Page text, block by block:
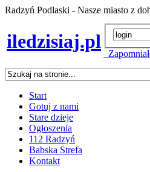
Radzyń Podlaski - Nasze miasto z
iledzisiaj.pl
Start
Gotuj z nami
Stare dzieje
Ogłoszenia
112 Radzyń
Babska Strefa
Kontakt